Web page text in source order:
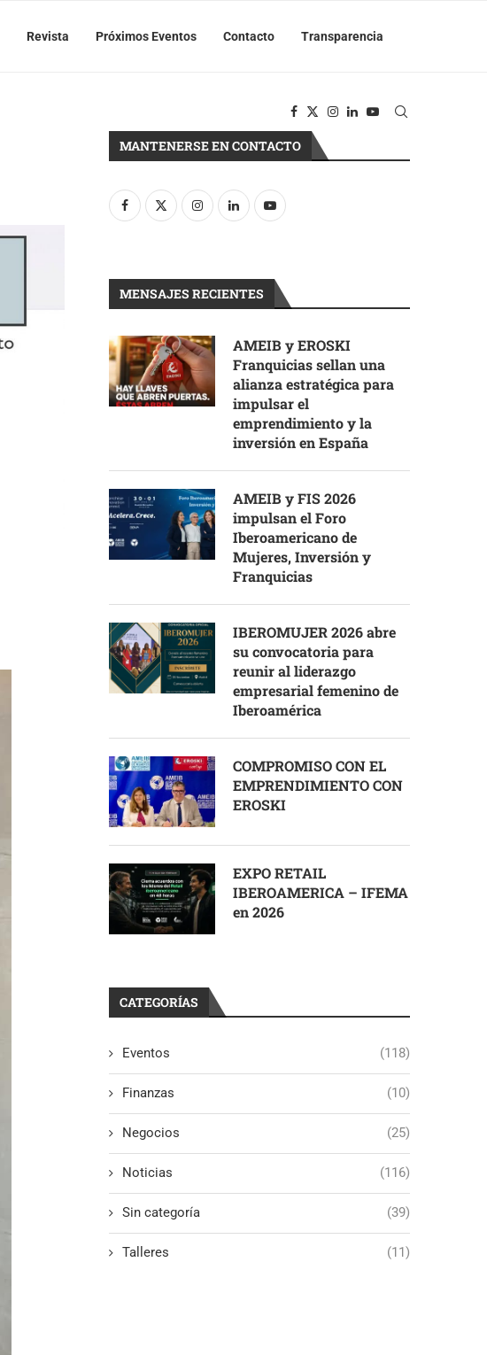
Revista Próximos Eventos Contacto Transparencia
MANTENERSE EN CONTACTO
MENSAJES RECIENTES
AMEIB y EROSKI
Franquicias sellan una
alianza estratégica para
impulsar el
emprendimiento y la
inversión en España
AMEIB y FIS 2026
impulsan el Foro
Iberoamericano de
Mujeres, Inversión y
Franquicias
IBEROMUJER 2026 abre
su convocatoria para
reunir al liderazgo
empresarial femenino de
Iberoamérica
COMPROMISO CON EL
EMPRENDIMIENTO CON
EROSKI
EXPO RETAIL
IBEROAMERICA – IFEMA
en 2026
CATEGORÍAS
Eventos (118)
Finanzas (10)
Negocios (25)
Noticias (116)
Sin categoría (39)
Talleres (11)